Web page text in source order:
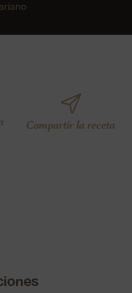
Compartir la receta